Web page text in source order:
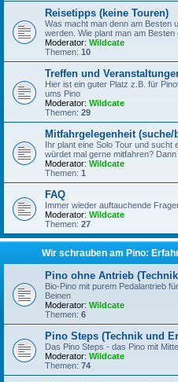
Reisetipps (keine Touren)
Was macht man denn am Besten
werden. Wie plant man am Besten
Moderator: Wildcate
Themen: 10
Treffen und
Hier ist ein guter Platz z.B. für
ums Pino
Moderator: Wildcate
Themen: 29
Mitfahrgelegenheit (suche/
Ihr plant eine Solo Tour und sucht
würdet mal gerne mitfahren?
Moderator: Wildcate
Themen: 1
FAQ
Immer wieder auftauchende
Moderator: Wildcate
Themen: 27
Wir schrauben am Pino:
Pino ohne Antrieb
Bio-Pino mit purem Pedalantrieb
Beinen
Moderator: Wildcate
Themen: 6
Pino Steps (Technik und
Das Pino Steps - das Pino mit
Moderator: Wildcate
Themen: 74